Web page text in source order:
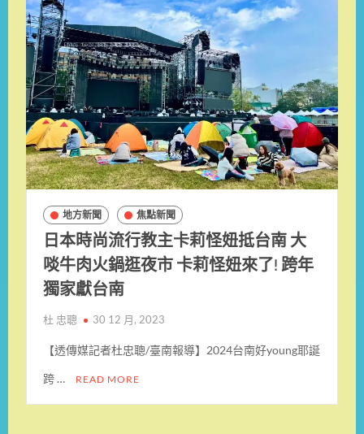
地方新聞 焦點新聞
日本時尚流行教主卡莉怪妞抵台南 大
啖牛肉火鍋逛夜市 卡莉怪妞來了! 跨年
獨家獻台南
杜 忠聰 30 12 月, 2023
【透傳媒記者杜忠聰/臺南報導】2024台南好young耶誕
跨 … READ MORE